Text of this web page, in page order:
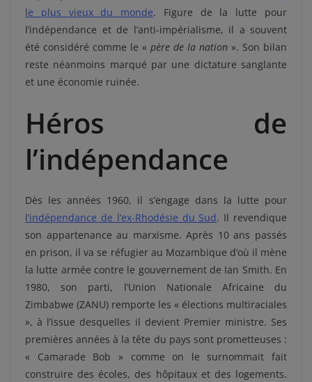
le plus vieux du monde. Figure de la lutte pour
l’indépendance et de l’anti-impérialisme, il a souvent
été considéré comme le « père de la nation ». Son bilan
reste néanmoins marqué par une dictature sanglante
et une économie ruinée.
Héros de
l’indépendance
Dès les années 1960, il s’engage dans la lutte pour
l’indépendance de l’ex-Rhodésie du Sud. Il revendique
son appartenance au marxisme. Après 10 ans passés
en prison, il va se réfugier au Mozambique d’où il mène
la lutte armée contre le gouvernement de Ian Smith. En
1980, son parti, l’Union Nationale Africaine du
Zimbabwe (ZANU) remporte les « élections multiraciales
», à l’issue desquelles il devient Premier ministre. Ses
premières années à la tête du pays sont prometteuses :
« Camarade Bob » comme on le surnommait fait
construire des écoles, des hôpitaux et des logements.